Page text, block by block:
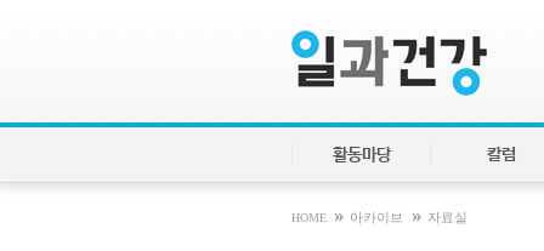
활동마당 칼럼
HOME » 아카이브 » 자료실